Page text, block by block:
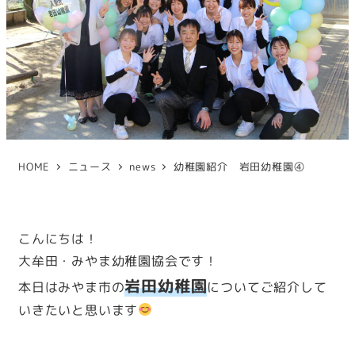
HOME ニュース news 幼稚園紹介 岩田幼稚園④
こんにちは！
大牟田・みやま幼稚園協会です！
本日はみやま市の岩田幼稚園についてご紹介して
いきたいと思います